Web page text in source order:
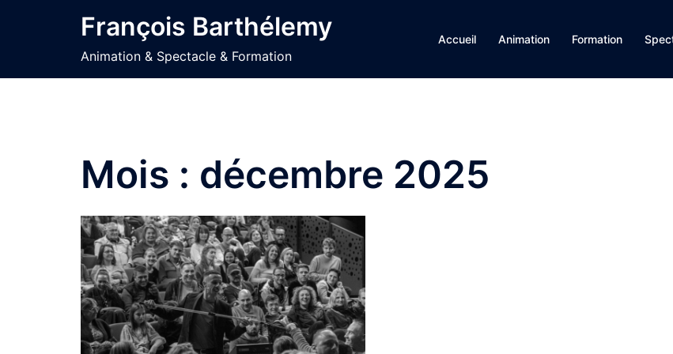
François Barthélemy
Animation & Spectacle & Formation
Accueil Animation Formation
Mois : décembre 2025